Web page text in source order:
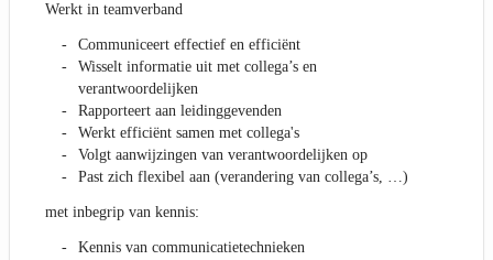
Werkt in teamverband
Communiceert effectief en efficiënt
Wisselt informatie uit met collega’s en
verantwoordelijken
Rapporteert aan leidinggevenden
Werkt efficiënt samen met collega's
Volgt aanwijzingen van verantwoordelijken op
Past zich flexibel aan (verandering van collega’s, …)
met inbegrip van kennis:
Kennis van communicatietechnieken